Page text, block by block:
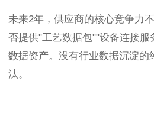
未来2年，供应商的核心竞争力
否提供"工艺数据包""设备连接服
数据资产。没有行业数据沉淀的
汰。